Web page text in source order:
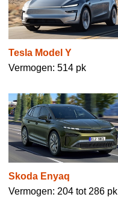
Tesla Model Y
Vermogen: 514 pk
Skoda Enyaq
Vermogen: 204 tot 286 pk